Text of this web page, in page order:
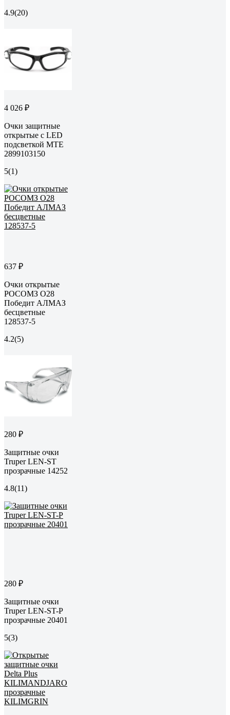
4.9(20)
4 026 ₽
Очки защитные
открытые с LED
подсветкой MTE
2899103150
5(1)
637 ₽
Очки открытые
РОСОМЗ О28
Победит АЛМАЗ
бесцветные
128537-5
4.2(5)
280 ₽
Защитные очки
Truper LEN-ST
прозрачные 14252
4.8(11)
280 ₽
Защитные очки
Truper LEN-ST-P
прозрачные 20401
5(3)